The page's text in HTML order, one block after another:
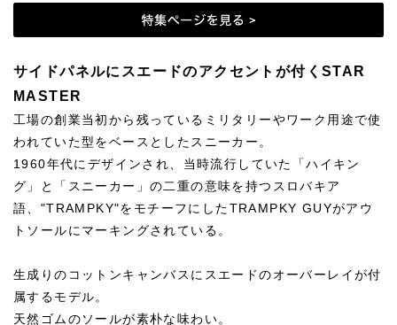
サイドパネルにスエードのアクセントが付くSTAR
MASTER
工場の創業当初から残っているミリタリーやワーク用途で使
われていた型をベースとしたスニーカー。
1960年代にデザインされ、当時流行していた「ハイキン
グ」と「スニーカー」の二重の意味を持つスロバキア
語、"TRAMPKY"をモチーフにしたTRAMPKY GUYがアウ
トソールにマーキングされている。
生成りのコットンキャンバスにスエードのオーバーレイが付
属するモデル。
天然ゴムのソールが素朴な味わい。